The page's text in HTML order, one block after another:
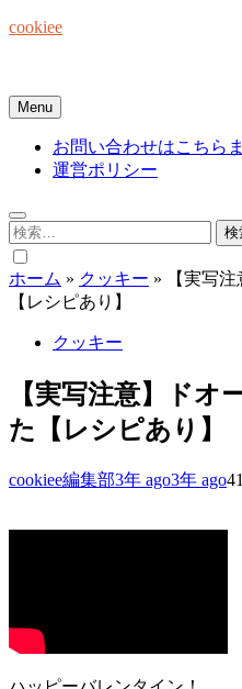
Skip
cookiee
Menu
お問い合わせはこちら
運営ポリシー
検
索:
ホーム » クッキー »
【実写
【レシピあり】
クッキー
【実写注意】ドオ
た【レシピあり】
cookiee編集部3年 ago3年 ago4